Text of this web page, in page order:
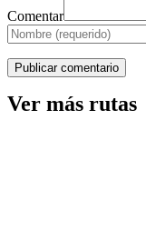
Comentar
Ver más rutas